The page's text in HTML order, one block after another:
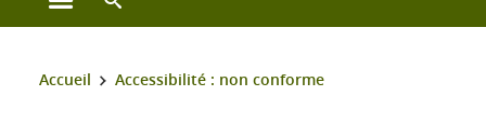
Vous êtes ici :
Accueil Accessibilité : non conforme